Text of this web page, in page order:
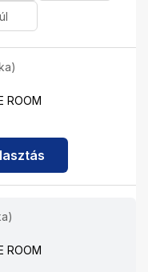
ROOM
ROOM